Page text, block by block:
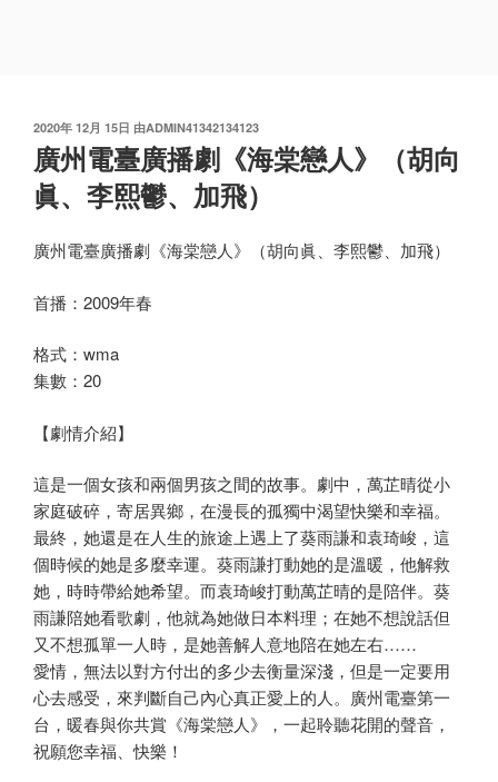
发
布
于
2020年 12月 15日 由ADMIN41342134123
廣州電臺廣播劇《海棠戀人》（胡向
眞、李熙鬱、加飛）
廣州電臺廣播劇《海棠戀人》（胡向眞、李熙鬱、加飛）
首播：2009年春
格式：wma
集數：20
【劇情介紹】
這是一個女孩和兩個男孩之間的故事。劇中，萬芷晴從小
家庭破碎，寄居異鄉，在漫長的孤獨中渴望快樂和幸福。
最終，她還是在人生的旅途上遇上了葵雨謙和袁琦峻，這
個時候的她是多麼幸運。葵雨謙打動她的是溫暖，他解救
她，時時帶給她希望。而袁琦峻打動萬芷晴的是陪伴。葵
雨謙陪她看歌劇，他就為她做日本料理；在她不想說話但
又不想孤單一人時，是她善解人意地陪在她左右……
愛情，無法以對方付出的多少去衡量深淺，但是一定要用
心去感受，來判斷自己內心真正愛上的人。廣州電臺第一
台，暖春與你共賞《海棠戀人》，一起聆聽花開的聲音，
祝願您幸福、快樂！